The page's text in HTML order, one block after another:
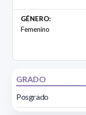
GÉNERO:
Femenino
GRADO
Posgrado